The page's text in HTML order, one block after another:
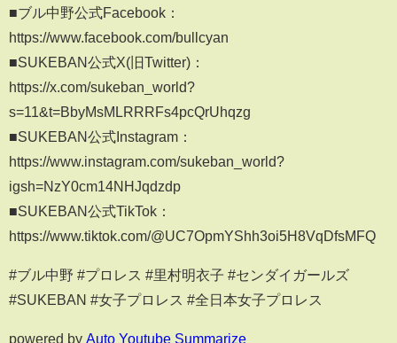
■ブル中野公式Facebook：
https://www.facebook.com/bullcyan
■SUKEBAN公式X(旧Twitter)：
https://x.com/sukeban_world?
s=11&t=BbyMsMLRRRFs4pcQrUhqzg
■SUKEBAN公式Instagram：
https://www.instagram.com/sukeban_world?
igsh=NzY0cm14NHJqdzdp
■SUKEBAN公式TikTok：
https://www.tiktok.com/@UC7OpmYShh3oi5H8VqDfsMFQ
#ブル中野 #プロレス #里村明衣子 #センダイガールズ
#SUKEBAN #女子プロレス #全日本女子プロレス
powered by Auto Youtube Summarize